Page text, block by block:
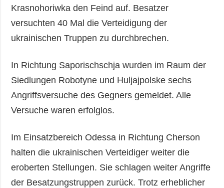
Krasnohoriwka den Feind auf. Besatzer
versuchten 40 Mal die Verteidigung der
ukrainischen Truppen zu durchbrechen.
In Richtung Saporischschja wurden im Raum der
Siedlungen Robotyne und Huljajpolske sechs
Angriffsversuche des Gegners gemeldet. Alle
Versuche waren erfolglos.
Im Einsatzbereich Odessa in Richtung Cherson
halten die ukrainischen Verteidiger weiter die
eroberten Stellungen. Sie schlagen weiter Angriffe
der Besatzungstruppen zurück. Trotz erheblicher